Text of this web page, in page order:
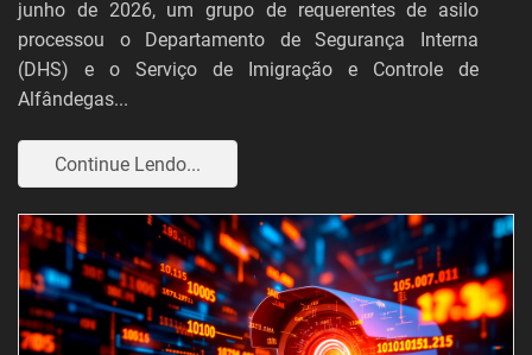
junho de 2026, um grupo de requerentes de asilo
processou o Departamento de Segurança Interna
(DHS) e o Serviço de Imigração e Controle de
Alfândegas...
Continue Lendo...